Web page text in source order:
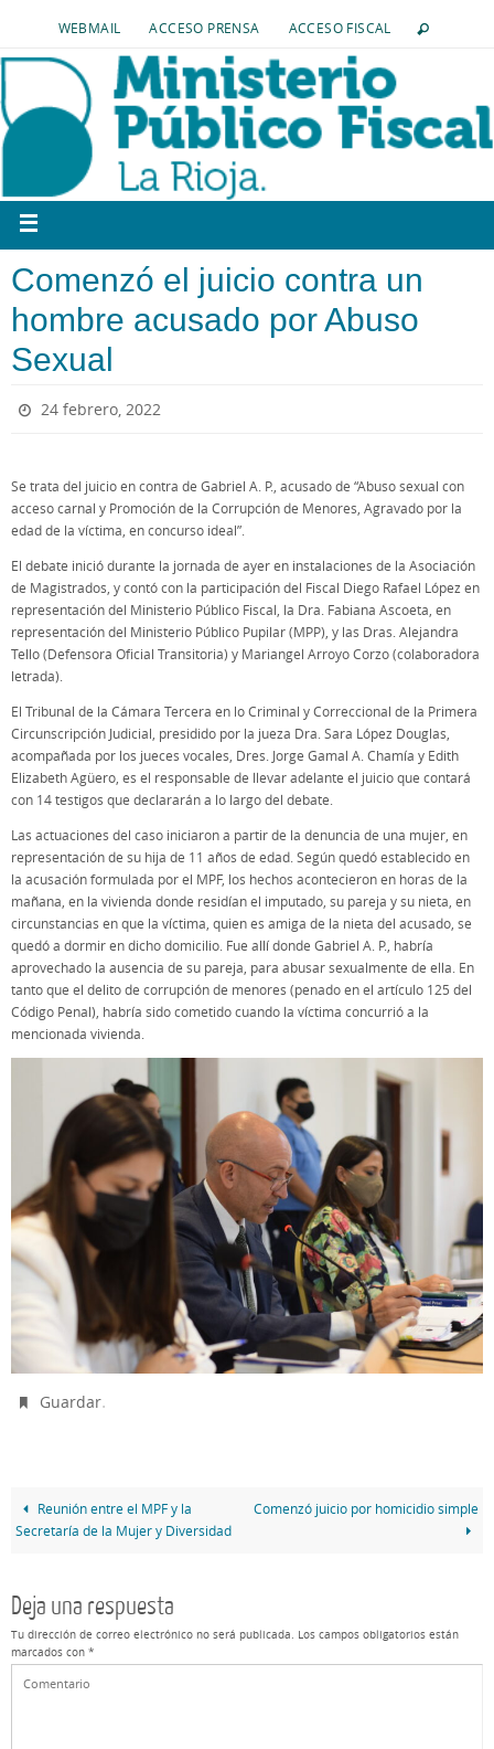
WEBMAIL ACCESO PRENSA ACCESO FISCAL
Comenzó el juicio contra un
hombre acusado por Abuso
Sexual
24 febrero, 2022
Se trata del juicio en contra de Gabriel A. P., acusado de “Abuso sexual con
acceso carnal y Promoción de la Corrupción de Menores, Agravado por la
edad de la víctima, en concurso ideal”.
El debate inició durante la jornada de ayer en instalaciones de la Asociación
de Magistrados, y contó con la participación del Fiscal Diego Rafael López en
representación del Ministerio Público Fiscal, la Dra. Fabiana Ascoeta, en
representación del Ministerio Público Pupilar (MPP), y las Dras. Alejandra
Tello (Defensora Oficial Transitoria) y Mariangel Arroyo Corzo (colaboradora
letrada).
El Tribunal de la Cámara Tercera en lo Criminal y Correccional de la Primera
Circunscripción Judicial, presidido por la jueza Dra. Sara López Douglas,
acompañada por los jueces vocales, Dres. Jorge Gamal A. Chamía y Edith
Elizabeth Agüero, es el responsable de llevar adelante el juicio que contará
con 14 testigos que declararán a lo largo del debate.
Las actuaciones del caso iniciaron a partir de la denuncia de una mujer, en
representación de su hija de 11 años de edad. Según quedó establecido en
la acusación formulada por el MPF, los hechos acontecieron en horas de la
mañana, en la vivienda donde residían el imputado, su pareja y su nieta, en
circunstancias en que la víctima, quien es amiga de la nieta del acusado, se
quedó a dormir en dicho domicilio. Fue allí donde Gabriel A. P., habría
aprovechado la ausencia de su pareja, para abusar sexualmente de ella. En
tanto que el delito de corrupción de menores (penado en el artículo 125 del
Código Penal), habría sido cometido cuando la víctima concurrió a la
mencionada vivienda.
Guardar.
Reunión entre el MPF y la
Secretaría de la Mujer y Diversidad
Comenzó juicio por homicidio simple
Deja una respuesta
Tu dirección de correo electrónico no será publicada. Los campos obligatorios están
marcados con *